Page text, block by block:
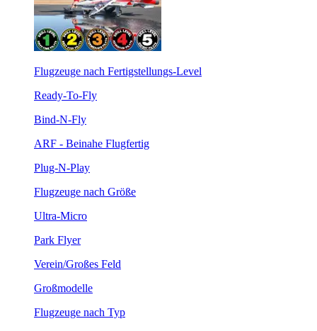
Flugzeuge nach Fertigstellungs-Level
Ready-To-Fly
Bind-N-Fly
ARF - Beinahe Flugfertig
Plug-N-Play
Flugzeuge nach Größe
Ultra-Micro
Park Flyer
Verein/Großes Feld
Großmodelle
Flugzeuge nach Typ